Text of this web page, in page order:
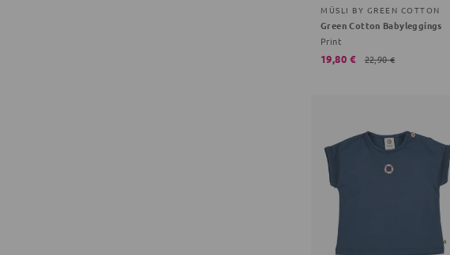
MÜSLI BY GREEN COTTON
Green Cotton Babyleggings
Print
19,80 € 22,90 €